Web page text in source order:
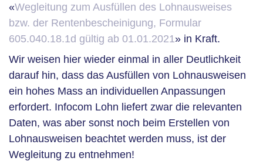
«Wegleitung zum Ausfüllen des Lohnausweises
bzw. der Rentenbescheinigung, Formular
605.040.18.1d gültig ab 01.01.2021» in Kraft.
Wir weisen hier wieder einmal in aller Deutlichkeit
darauf hin, dass das Ausfüllen von Lohnausweisen
ein hohes Mass an individuellen Anpassungen
erfordert. Infocom Lohn liefert zwar die relevanten
Daten, was aber sonst noch beim Erstellen von
Lohnausweisen beachtet werden muss, ist der
Wegleitung zu entnehmen!